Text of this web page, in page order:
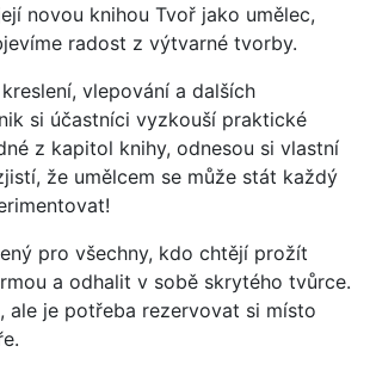
novou knihou Tvoř jako umělec,
radost z výtvarné tvorby.
vlepování a dalších
si účastníci vyzkouší praktické
z kapitol knihy, odnesou si vlastní
že umělcem se může stát každý
pro všechny, kdo chtějí prožít
a odhalit v sobě skrytého tvůrce.
ale je potřeba rezervovat si místo